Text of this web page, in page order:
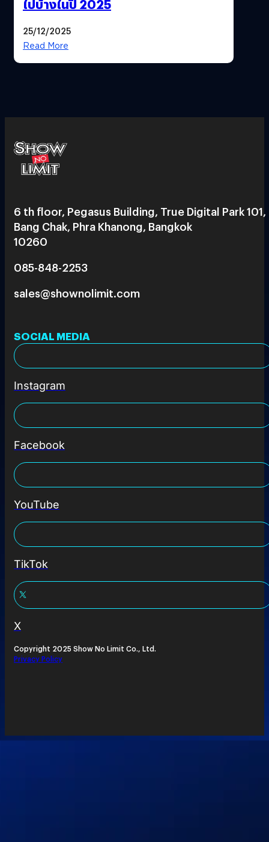
ไปบ้างในปี 2025
25/12/2025
Read More
6 th floor, Pegasus Building, True Digital Park 101,
Bang Chak, Phra Khanong, Bangkok
10260
085-848-2253
sales@shownolimit.com
SOCIAL MEDIA
Instagram
Facebook
YouTube
TikTok
X
Copyright 2025 Show No Limit Co., Ltd.
Privacy Policy